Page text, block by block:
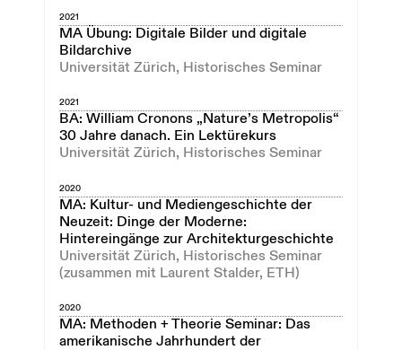
2021
MA Übung: Digitale Bilder und digitale
Bildarchive
Universität Zürich, Historisches Seminar
2021
BA: William Cronons „Nature’s Metropolis“
30 Jahre danach. Ein Lektürekurs
Universität Zürich, Historisches Seminar
2020
MA: Kultur- und Mediengeschichte der
Neuzeit: Dinge der Moderne:
Hintereingänge zur Architekturgeschichte
Universität Zürich, Historisches Seminar
(zusammen mit Laurent Stalder, ETH)
2020
MA: Methoden + Theorie Seminar: Das
amerikanische Jahrhundert der